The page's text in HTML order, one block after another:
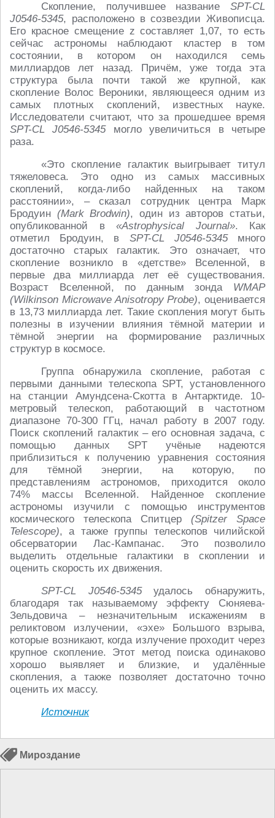
Скопление, получившее название SPT-CL
J0546-5345, расположено в созвездии Живописца.
Его красное смещение z составляет 1,07, то есть
сейчас астрономы наблюдают кластер в том
состоянии, в котором он находился семь
миллиардов лет назад. Причём, уже тогда эта
структура была почти такой же крупной, как
скопление Волос Вероники, являющееся одним из
самых плотных скоплений, известных науке.
Исследователи считают, что за прошедшее время
SPT-CL J0546-5345могло увеличиться в четыре
раза.
«Это скопление галактик выигрывает титул
тяжеловеса. Это одно из самых массивных
скоплений, когда-либо найденных на таком
расстоянии», – сказал сотрудник центра Марк
Бродуин (Mark Brodwin), один из авторов статьи,
опубликованной в «Astrophysical Journal». Как
отметил Бродуин, в SPT-CL J0546-5345много
достаточно старых галактик. Это означает, что
скопление возникло в «детстве» Вселенной, в
первые два миллиарда лет её существования.
Возраст Вселенной, по данным зонда WMAP
(Wilkinson Microwave Anisotropy Probe), оценивается
в 13,73 миллиарда лет. Такие скопления могут быть
полезны в изучении влияния тёмной материи и
тёмной энергии на формирование различных
структур в космосе.
Группа обнаружила скопление, работая с
первыми данными телескопа SPT, установленного
на станции Амундсена-Скотта в Антарктиде. 10-
метровый телескоп, работающий в частотном
диапазоне 70-300 ГГц, начал работу в 2007 году.
Поиск скоплений галактик – его основная задача, с
помощью данных SPT учёные надеются
приблизиться к получению уравнения состояния
для тёмной энергии, на которую, по
представлениям астрономов, приходится около
74% массы Вселенной. Найденное скопление
астрономы изучили с помощью инструментов
космического телескопа Спитцер (Spitzer Space
Telescope), а также группы телескопов чилийской
обсерватории Лас-Кампанас. Это позволило
выделить отдельные галактики в скоплении и
оценить скорость их движения.
SPT-CL J0546-5345удалось обнаружить,
благодаря так называемому эффекту Сюняева-
Зельдовича – незначительным искажениям в
реликтовом излучении, «эхе» Большого взрыва,
которые возникают, когда излучение проходит через
крупное скопление. Этот метод поиска одинаково
хорошо выявляет и близкие, и удалённые
скопления, а также позволяет достаточно точно
оценить их массу.
Источник
Мироздание